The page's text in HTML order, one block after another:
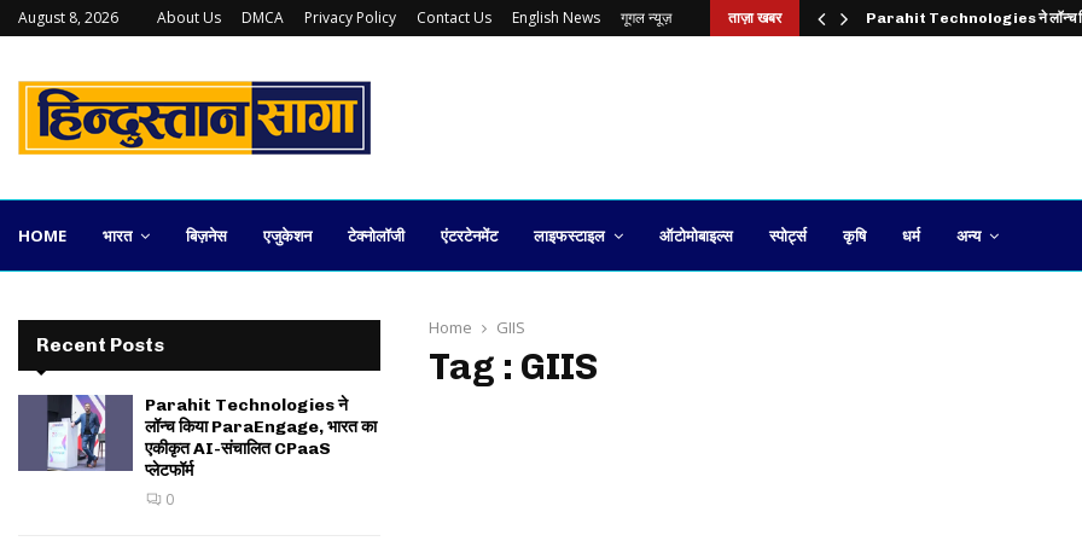
August 8, 2026 About Us DMCA Privacy Policy Contact Us English News गूगल न्यूज़ ताज़ा खबर
युवराज पराशर की ‘गुड़हल’ अब प्रमुख OTT… Parahit Technologies ने लॉन्च
HOME भारत बिज़नेस एजुकेशन टेक्नोलॉजी एंटरटेनमेंट लाइफस्टाइल ऑटोमोबाइल्स स्पोर्ट्स कृषि धर्म अन्य
Home GIIS
Tag : GIIS
Recent Posts
Parahit Technologies ने
लॉन्च किया ParaEngage, भारत का
एकीकृत AI-संचालित CPaaS
प्लेटफॉर्म
0